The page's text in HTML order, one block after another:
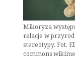
Mikoryza
relacje w
stereotypy. Fot.